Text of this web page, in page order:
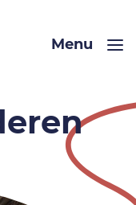
Menu